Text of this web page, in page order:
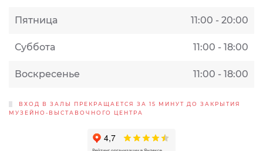
Пятница 11:00 - 20:00
Суббота 11:00 - 18:00
Воскресенье 11:00 - 18:00
ВХОД В ЗАЛЫ ПРЕКРАЩАЕТСЯ ЗА 15 МИНУТ ДО ЗАКРЫТИЯ
МУЗЕЙНО-ВЫСТАВОЧНОГО ЦЕНТРА